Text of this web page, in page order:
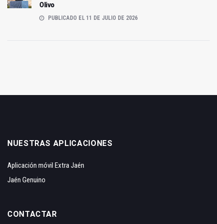
Olivo
PUBLICADO EL 11 DE JULIO DE 2026
NUESTRAS APLICACIONES
Aplicación móvil Extra Jaén
Jaén Genuino
CONTACTAR